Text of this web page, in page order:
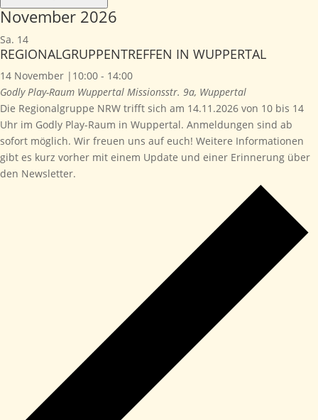
November 2026
Sa. 14
REGIONALGRUPPENTREFFEN IN WUPPERTAL
14 November |10:00 - 14:00
Godly Play-Raum Wuppertal Missionsstr. 9a, Wuppertal
Die Regionalgruppe NRW trifft sich am 14.11.2026 von 10 bis 14
Uhr im Godly Play-Raum in Wuppertal. Anmeldungen sind ab
sofort möglich. Wir freuen uns auf euch! Weitere Informationen
gibt es kurz vorher mit einem Update und einer Erinnerung über
den Newsletter.